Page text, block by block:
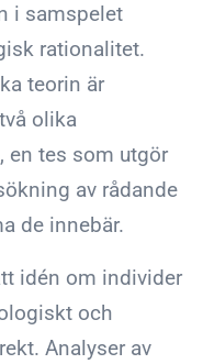
i samspelet
rationalitet.
teorin är
olika
en tes som utgör
av rådande
de innebär.
idén om individer
och
Analyser av